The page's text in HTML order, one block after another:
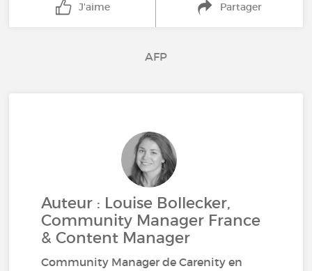
J'aime Partager
AFP
Auteur : Louise Bollecker,
Community Manager France
& Content Manager
Community Manager de Carenity en